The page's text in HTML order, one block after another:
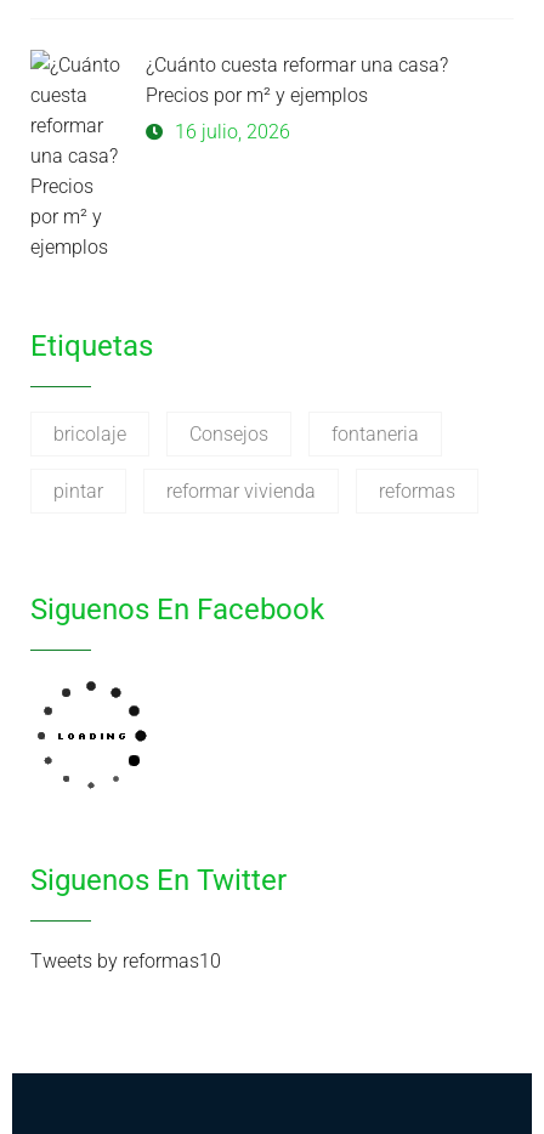
¿Cuánto cuesta reformar una casa?
Precios por m² y ejemplos
16 julio, 2026
Etiquetas
bricolaje Consejos fontaneria
pintar reformar vivienda reformas
Siguenos En Facebook
Siguenos En Twitter
Tweets by reformas10